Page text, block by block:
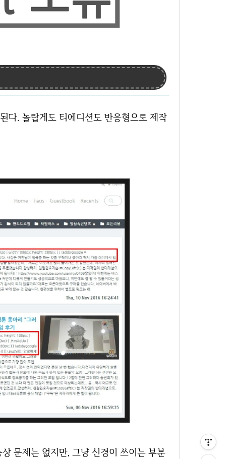
다. 놀랍게도 티에디션도 반응형으로 제작
문제는 없지만, 그냥 신경이 쓰이는 부분